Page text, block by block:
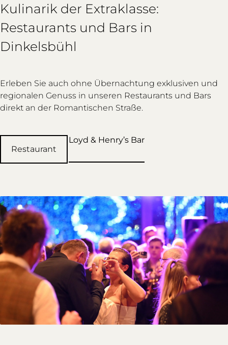
Kulinarik der Extraklasse:
Restaurants und Bars in
Dinkelsbühl
Erleben Sie auch ohne Übernachtung exklusiven und
regionalen Genuss in unseren Restaurants und Bars
direkt an der Romantischen Straße.
Restaurant
Loyd & Henry’s Bar